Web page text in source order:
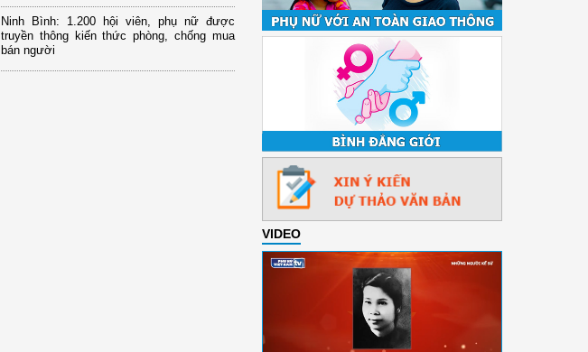
Ninh Bình: 1.200 hội viên, phụ nữ được
truyền thông kiến thức phòng, chống mua
bán người
VIDEO